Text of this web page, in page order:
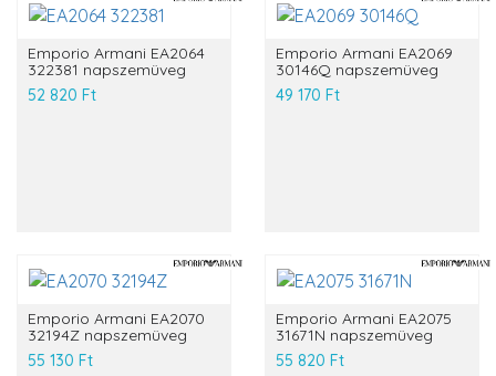
Emporio Armani EA2064
322381 napszemüveg
52 820 Ft
Emporio Armani EA2069
30146Q napszemüveg
49 170 Ft
Emporio Armani EA2070
32194Z napszemüveg
55 130 Ft
Emporio Armani EA2075
31671N napszemüveg
55 820 Ft